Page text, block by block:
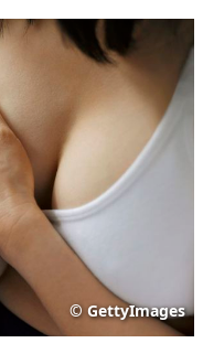
© GettyImages